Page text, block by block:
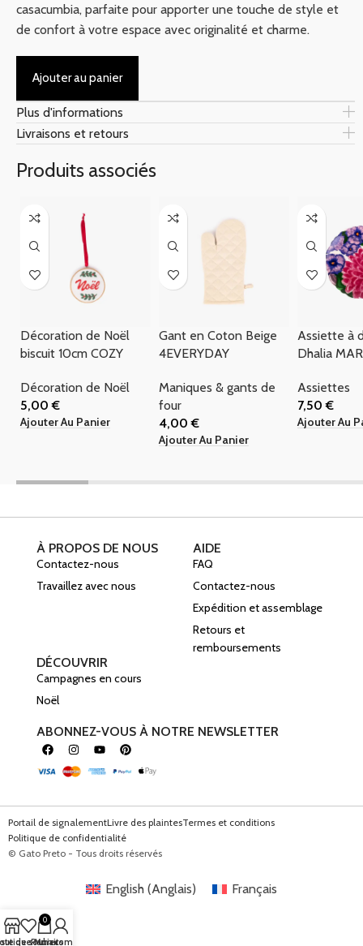
casacumbia, parfaite pour apporter une touche de style et
de confort à votre espace avec originalité et charme.
Ajouter au panier
Plus d'informations
Livraisons et retours
Produits associés
Décoration de Noël
biscuit 10cm COZY
Décoration de Noël
5,00€
Ajouter Au Panier
Gant en Coton Beige
4EVERYDAY
Maniques & gants de
four
4,00€
Ajouter Au Panier
Assiette à
Dhalia
Assiettes
7,50€
Ajouter Au
À PROPOS DE NOUS
Contactez-nous
Travaillez avec nous
AIDE
FAQ
Contactez-nous
Expédition et assemblage
Retours et
remboursements
DÉCOUVRIR
Campagnes en cours
Noël
ABONNEZ-VOUS À NOTRE NEWSLETTER
Portail de signalementLivre des plaintesTermes et conditions
Politique de confidentialité
© Gato Preto - Tous droits réservés
de souhaits
0
Panier
Mon compte
English (Anglais) Français